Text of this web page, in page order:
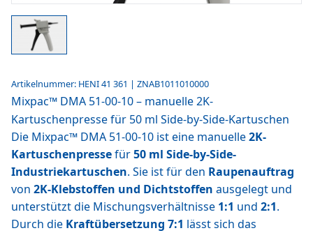
Artikelnummer: HENI 41 361 | ZNAB1011010000
Mixpac™ DMA 51-00-10 – manuelle 2K-
Kartuschenpresse für 50 ml Side-by-Side-Kartuschen
Die Mixpac™ DMA 51-00-10 ist eine manuelle2K-
Kartuschenpressefür50 ml Side-by-Side-
Industriekartuschen. Sie ist für den Raupenauftrag
von 2K-Klebstoffen und Dichtstoffen ausgelegt und
unterstützt die Mischungsverhältnisse 1:1 und 2:1.
Durch die Kraftübersetzung 7:1 lässt sich das